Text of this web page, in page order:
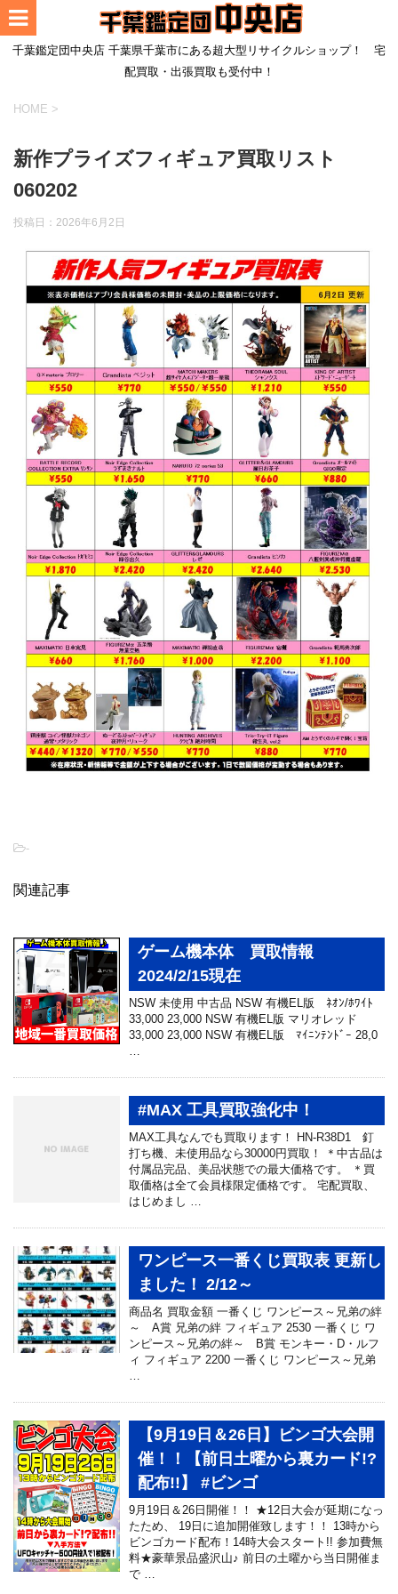
千葉鑑定団中央店 千葉県千葉市にある超大型リサイクルショップ！ 宅
配買取・出張買取も受付中！
HOME >
新作プライズフィギュア買取リスト
060202
投稿日： 2026年6月2日
-
関連記事
ゲーム機本体 買取情報
2024/2/15現在
NSW 未使用 中古品 NSW 有機EL版 ﾈｵﾝ/ﾎﾜｲﾄ
33,000 23,000 NSW 有機EL版 マリオレッド
33,000 23,000 NSW 有機EL版 ﾏｲﾆﾝﾃﾝﾄﾞｰ 28,0
…
#MAX 工具買取強化中！
MAX工具なんでも買取ります！ HN-R38D1 釘
打ち機、未使用品なら30000円買取！ ＊中古品は
付属品完品、美品状態での最大価格です。 ＊買
取価格は全て会員様限定価格です。 宅配買取、
はじめまし …
ワンピース一番くじ買取表 更新し
ました！ 2/12～
商品名 買取金額 一番くじ ワンピース～兄弟の絆
～ A賞 兄弟の絆 フィギュア 2530 一番くじ ワ
ンピース～兄弟の絆～ B賞 モンキー・D・ルフ
ィ フィギュア 2200 一番くじ ワンピース～兄弟
…
【9月19日＆26日】ビンゴ大会開
催！！【前日土曜から裏カード!?
配布!!】 #ビンゴ
9月19日＆26日開催！！ ★12日大会が延期になっ
たため、 19日に追加開催致します！！ 13時から
ビンゴカード配布！14時大会スタート!! 参加費無
料★豪華景品盛沢山♪ 前日の土曜から当日開催ま
で …